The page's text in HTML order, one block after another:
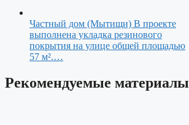
Частный дом (Мытищи) В проекте
выполнена укладка резинового
покрытия на улице общей площадью
57 м².…
Рекомендуемые материалы